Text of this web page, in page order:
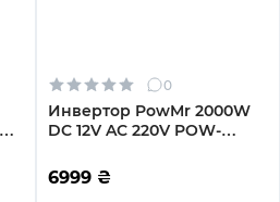
0
Инвертор PowMr 2000W
DC 12V AC 220V POW-
6999 ₴